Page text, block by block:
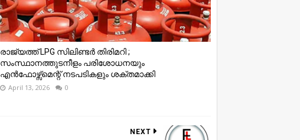
രാജ്യത്ത് LPG സിലിണ്ടർ തിരിമറി ;
സംസ്ഥാനത്തുടനീളം പരിശോധനയും
എൻഫോഴ്സ്മെന്റ് നടപടികളും ശക്തമാക്കി
April 13, 2026 0
NEXT